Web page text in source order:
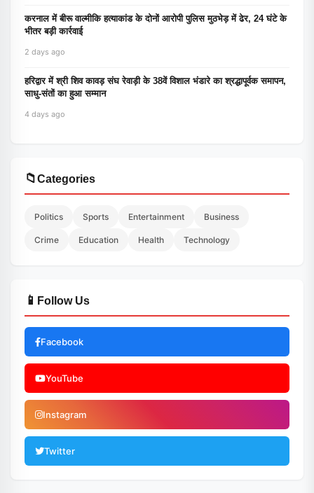
करनाल में बीरू वाल्मीकि हत्याकांड के दोनों आरोपी पुलिस मुठभेड़ में ढेर, 24 घंटे के
भीतर बड़ी कार्रवाई
2 days ago
हरिद्वार में श्री शिव कावड़ संघ रेवाड़ी के 38वें विशाल भंडारे का श्रद्धापूर्वक समापन,
साधु-संतों का हुआ सम्मान
4 days ago
📁Categories
Politics Sports Entertainment Business
Crime Education Health Technology
📱 Follow Us
Facebook
YouTube
Instagram
Twitter